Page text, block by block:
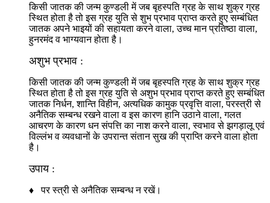
किसी जातक की जन्म कुण्डली में जब बृहस्पति ग्रह के साथ शुक्र ग्रह
स्थित होता है तो इस ग्रह युति से शुभ प्रभाव प्राप्त करते हुए सम्बंधित
जातक अपने भाइयों की सहायता करने वाला, उच्च मान प्रतिष्ठा वाला,
हुनरमंद व भाग्यवान होता है।
अशुभ प्रभाव :
किसी जातक की जन्म कुण्डली में जब बृहस्पति ग्रह के साथ शुक्र ग्रह
स्थित होता है तो इस ग्रह युति से अशुभ प्रभाव प्राप्त करते हुए सम्बंधित
जातक निर्धन, शान्ति विहीन, अत्यधिक कामुक प्रवृत्ति वाला, परस्त्री से
अनैतिक सम्बन्ध रखने वाला व इस कारण हानि उठाने वाला, गलत
आचरण के कारण धन संपत्ति का नाश करने वाला, स्वभाव से झगड़ालू एवं
विल्लंभ व व्यवधानों के उपरान्त संतान सुख की प्राप्ति करने वाला होता
है।
उपाय :
♦ पर स्त्री से अनैतिक सम्बन्ध न रखें।